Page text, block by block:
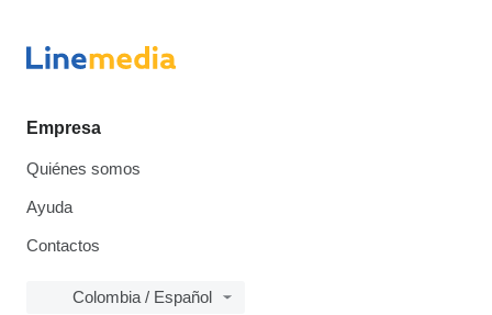
Empresa
Quiénes somos
Ayuda
Contactos
Colombia / Español